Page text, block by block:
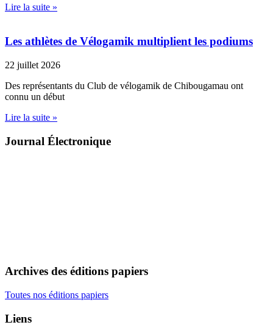
Lire la suite »
Les athlètes de Vélogamik multiplient les podiums
22 juillet 2026
Des représentants du Club de vélogamik de Chibougamau ont
connu un début
Lire la suite »
Journal Électronique
Archives des éditions papiers
Toutes nos éditions papiers
Liens